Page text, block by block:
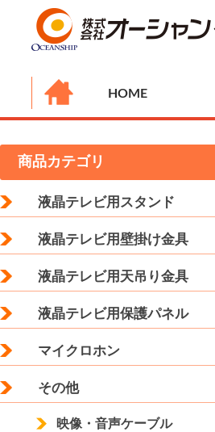
HOME
商品カテゴリ
液晶テレビ用スタンド
液晶テレビ用壁掛け金具
液晶テレビ用天吊り金具
液晶テレビ用保護パネル
マイクロホン
その他
映像・音声ケーブル